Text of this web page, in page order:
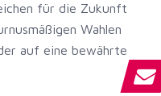
für die Zukunft
Wahlen
auf eine bewährte